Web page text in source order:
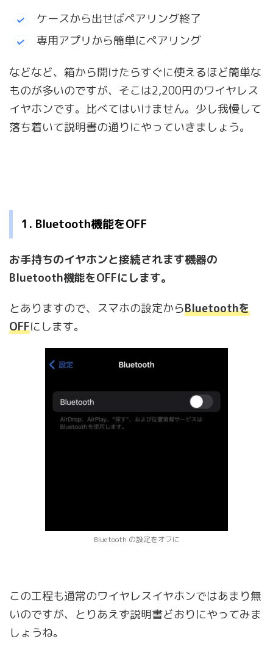
ケースから出せばペアリング終了
専用アプリから簡単にペアリング
などなど、箱から開けたらすぐに使えるほど簡単な
ものが多いのですが、そこは2,200円のワイヤレス
イヤホンです。比べてはいけません。少し我慢して
落ち着いて説明書の通りにやっていきましょう。
1. Bluetooth機能をOFF
お手持ちのイヤホンと接続されます機器の
Bluetooth機能をOFFにします。
とありますので、スマホの設定からBluetoothを
OFFにします。
Bluetooth の設定をオフに
この工程も通常のワイヤレスイヤホンではあまり無
いのですが、とりあえず説明書どおりにやってみま
しょうね。